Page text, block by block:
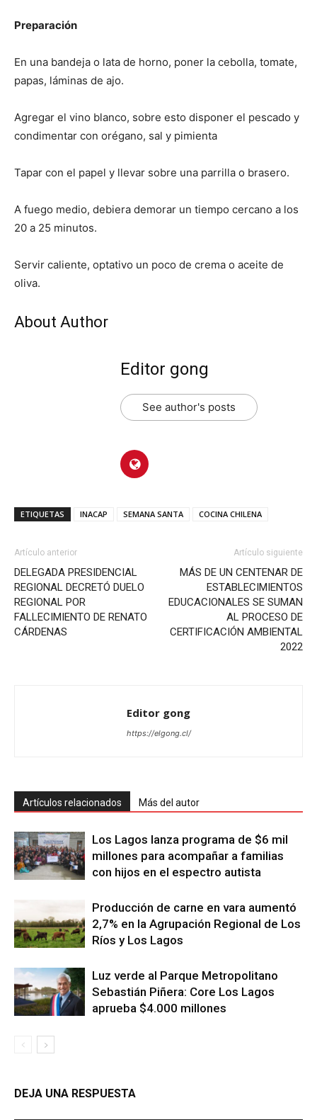
Preparación
En una bandeja o lata de horno, poner la cebolla, tomate,
papas, láminas de ajo.
Agregar el vino blanco, sobre esto disponer el pescado y
condimentar con orégano, sal y pimienta
Tapar con el papel y llevar sobre una parrilla o brasero.
A fuego medio, debiera demorar un tiempo cercano a los
20 a 25 minutos.
Servir caliente, optativo un poco de crema o aceite de
oliva.
About Author
Editor gong
See author's posts
ETIQUETAS INACAP SEMANA SANTA COCINA CHILENA
Artículo anterior
DELEGADA PRESIDENCIAL
REGIONAL DECRETÓ DUELO
REGIONAL POR
FALLECIMIENTO DE RENATO
CÁRDENAS
Artículo siguiente
MÁS DE UN CENTENAR DE
ESTABLECIMIENTOS
EDUCACIONALES SE SUMAN
AL PROCESO DE
CERTIFICACIÓN AMBIENTAL
2022
Editor gong
https://elgong.cl/
Artículos relacionados Más del autor
Los Lagos lanza programa de $6 mil
millones para acompañar a familias
con hijos en el espectro autista
Producción de carne en vara aumentó
2,7% en la Agrupación Regional de Los
Ríos y Los Lagos
Luz verde al Parque Metropolitano
Sebastián Piñera: Core Los Lagos
aprueba $4.000 millones
DEJA UNA RESPUESTA